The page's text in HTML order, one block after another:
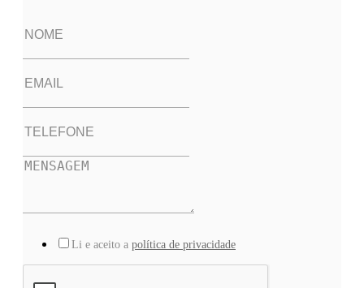
Li e aceito a política de privacidade